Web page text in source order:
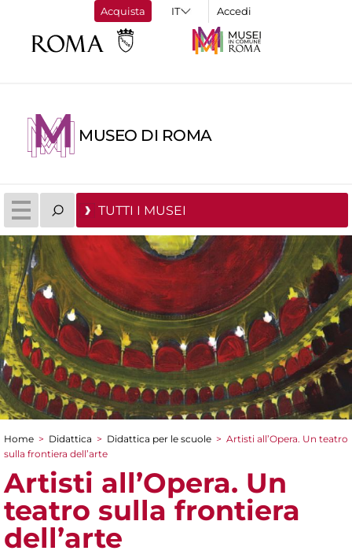
Acquista Accedi
MUSEO DI ROMA
TUTTI I MUSEI
Tu sei qui
Home > Didattica > Didattica per le scuole > Artisti all’Opera. Un teatro
sulla frontiera dell’arte
Artisti all’Opera. Un
teatro sulla frontiera
dell’arte